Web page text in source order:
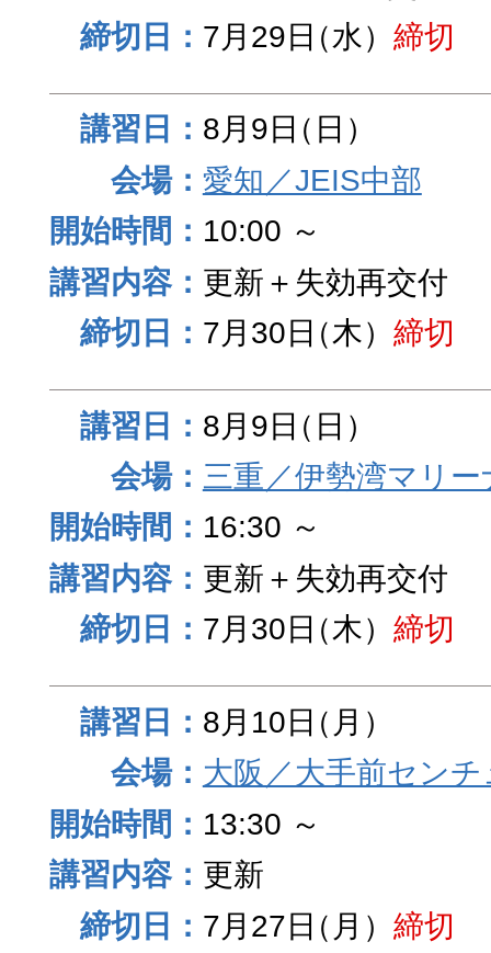
7月29日（水） 締切
8月9日（日）
愛知／JEIS中部
10:00 ～
更新＋失効再交付
7月30日（木） 締切
8月9日（日）
三重／伊勢湾マリー
16:30 ～
更新＋失効再交付
7月30日（木） 締切
8月10日（月）
大阪／大手前セン
13:30 ～
更新
7月27日（月） 締切